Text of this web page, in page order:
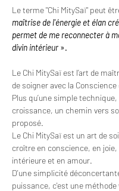
Le terme "Chi MitySaï" peut
maîtrise de l'énergie et élan
permet de me reconnecter à
divin intérieur ».
Le Chi MitySaï est l’art de
de soigner avec la Conscience
Plus qu’une simple technique,
croissance, un chemin vers
proposé.
Le Chi MitySaï est un art de
croître en conscience, en joie,
intérieure et en amour.
D'une simplicité
puissance, c'est une